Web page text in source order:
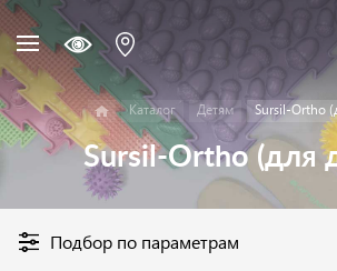
Каталог Детям Sursil-Ortho
Sursil-Ortho (для
Подбор по параметрам